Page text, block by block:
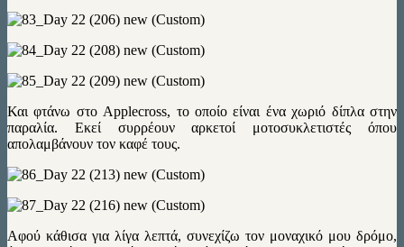
Και φτάνω στο Applecross, το οποίο είναι ένα χωριό δίπλα στην
παραλία. Εκεί συρρέουν αρκετοί μοτοσυκλετιστές όπου
απολαμβάνουν τον καφέ τους.
Aφού κάθισα για λίγα λεπτά, συνεχίζω τον μοναχικό μου δρόμο,